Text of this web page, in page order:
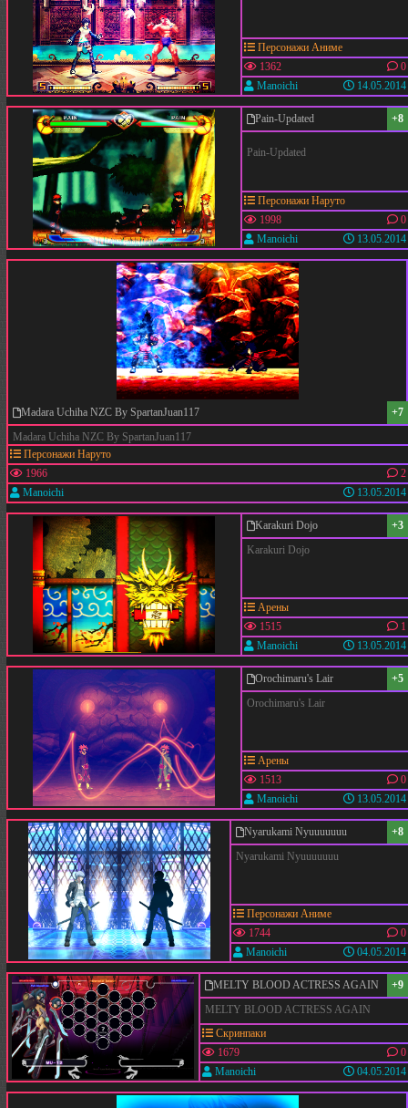
Персонажи Аниме
1362
0
Manoichi
14.05.2014
Pain-Updated +8
Pain-Updated
Персонажи Наруто
1998
0
Manoichi
13.05.2014
Madara Uchiha NZC By SpartanJuan117
+7
Madara Uchiha NZC By SpartanJuan117
Персонажи Наруто
1966
2
Manoichi
13.05.2014
Karakuri Dojo
+3
Karakuri Dojo
Арены
1515
1
Manoichi
13.05.2014
Orochimaru's Lair
+5
Orochimaru's Lair
Арены
1513
0
Manoichi
13.05.2014
Nyarukami Nyuuuuuuu
+8
Nyarukami Nyuuuuuuu
Персонажи Аниме
1744
0
Manoichi
04.05.2014
MELTY BLOOD ACTRESS AGAIN
+9
MELTY BLOOD ACTRESS AGAIN
Скринпаки
1679
0
Manoichi
04.05.2014